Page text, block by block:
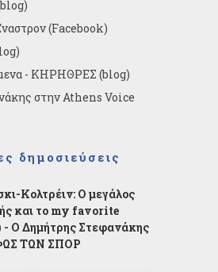
(Facebook)
- ΚΗΡΗΘΡΕΣ (blog)
στην Athens Voice
δημοσιεύσεις
Κολτρέιν: Ο μεγάλος
και το my favorite
Ο Δημήτρης Στεφανάκης
ΤΩΝ ΣΠΟΡ